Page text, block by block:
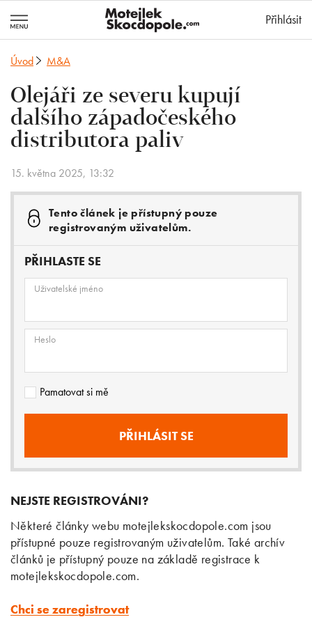
Přihlásit
Úvod M&A
Olejáři ze severu kupují
dalšího západočeského
distributora paliv
15. května 2025, 13:32
Tento článek je přístupný pouze
registrovaným uživatelům.
PŘIHLASTE SE
Uživatelské jméno
Heslo
Pamatovat si mě
NEJSTE REGISTROVÁNI?
Některé články webu motejlekskocdopole.com jsou
přístupné pouze registrovaným uživatelům. Také archív
článků je přístupný pouze na základě registrace k
motejlekskocdopole.com.
Chci se zaregistrovat